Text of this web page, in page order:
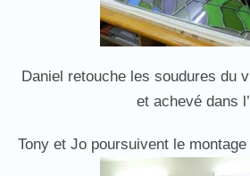
Daniel retouche les soudures du
et achevé dans
Tony et Jo poursuivent le